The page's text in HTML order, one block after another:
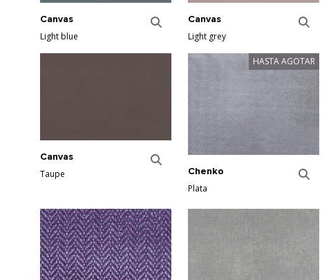
Canvas
Light blue
Canvas
Light grey
Canvas
Taupe
HASTA AGOTAR
Chenko
Plata